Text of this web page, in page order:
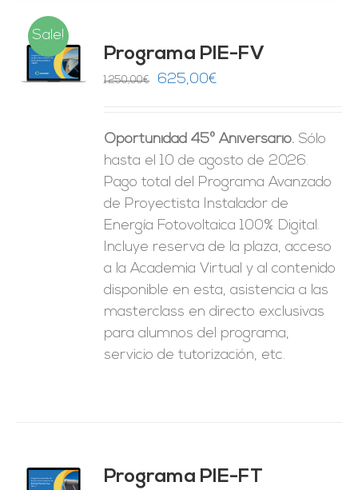
Sale!
Programa PIE-FV
1.250,00€
El
era:
1.250,00€.
625,00€
es:
625,00€.
Oportunidad 45º Aniversario. Sólo
hasta el 10 de agosto de 2026.
Pago total del Programa Avanzado
de Proyectista Instalador de
Energía Fotovoltaica 100% Digital.
Incluye reserva de la plaza, acceso
a la Academia Virtual y al contenido
disponible en esta, asistencia a las
masterclass en directo exclusivas
para alumnos del programa,
servicio de tutorización, etc.
Programa PIE-FT